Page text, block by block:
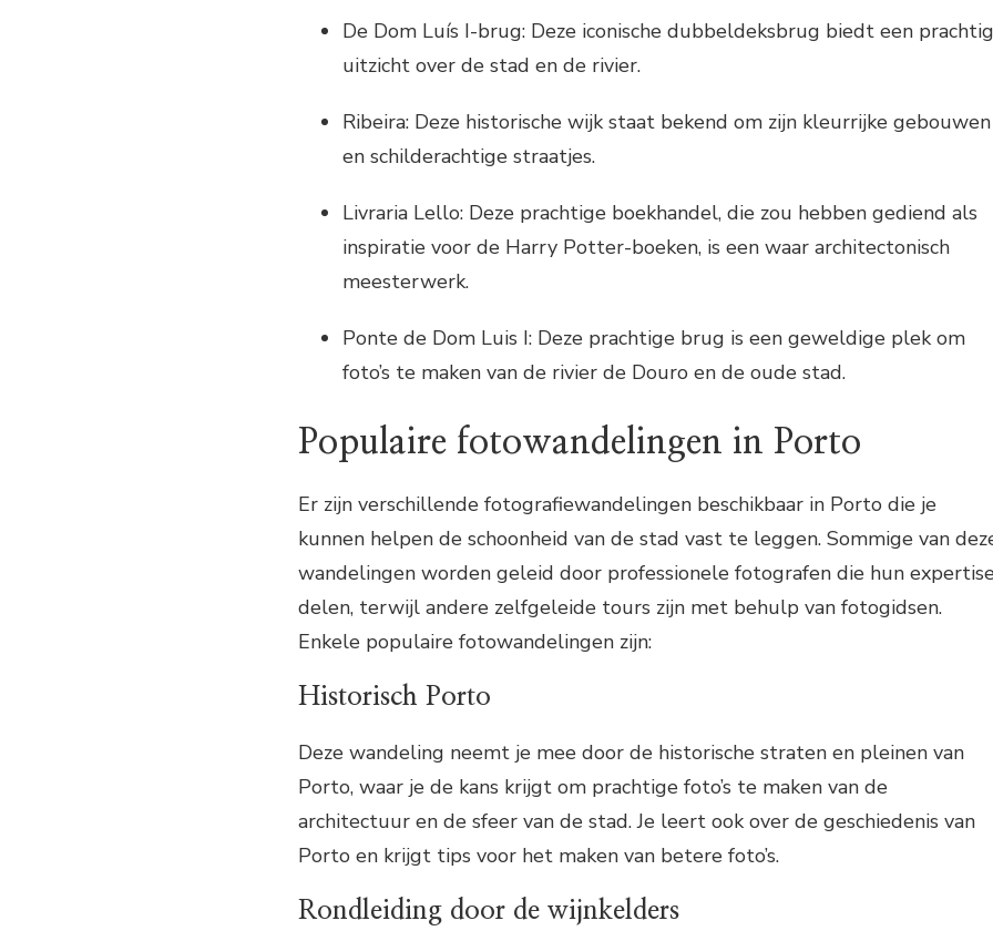
De Dom Luís I-brug: Deze iconische dubbeldeksbrug biedt een prachtig
uitzicht over de stad en de rivier.
Ribeira: Deze historische wijk staat bekend om zijn kleurrijke gebouwen
en schilderachtige straatjes.
Livraria Lello: Deze prachtige boekhandel, die zou hebben gediend als
inspiratie voor de Harry Potter-boeken, is een waar architectonisch
meesterwerk.
Ponte de Dom Luis I: Deze prachtige brug is een geweldige plek om
foto’s te maken van de rivier de Douro en de oude stad.
Populaire fotowandelingen in Porto
Er zijn verschillende fotografiewandelingen beschikbaar in Porto die je
kunnen helpen de schoonheid van de stad vast te leggen. Sommige van
wandelingen worden geleid door professionele fotografen die hun
delen, terwijl andere zelfgeleide tours zijn met behulp van fotogidsen.
Enkele populaire fotowandelingen zijn:
Historisch Porto
Deze wandeling neemt je mee door de historische straten en pleinen van
Porto, waar je de kans krijgt om prachtige foto’s te maken van de
architectuur en de sfeer van de stad. Je leert ook over de geschiedenis van
Porto en krijgt tips voor het maken van betere foto’s.
Rondleiding door de wijnkelders